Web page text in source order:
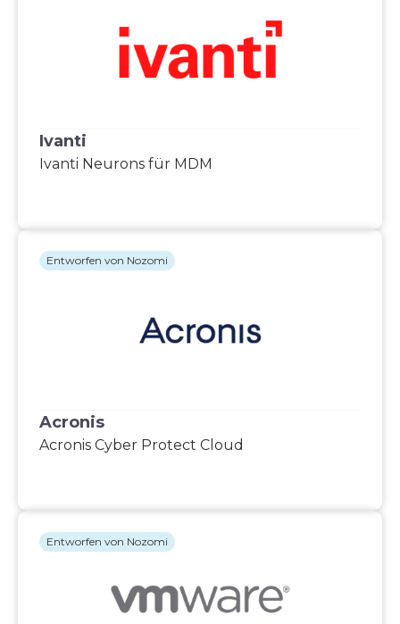
Ivanti
Ivanti Neurons für MDM
Acronis
Acronis Cyber Protect Cloud
Entworfen von Nozomi
Entworfen von Nozomi